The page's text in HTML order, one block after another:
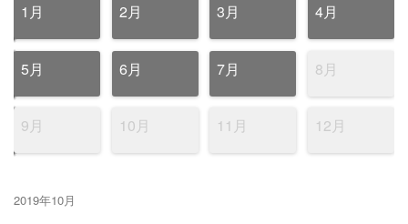
1月 2月 3月 4月
5月 6月 7月 8月
9月 10月 11月 12月
2019年10月